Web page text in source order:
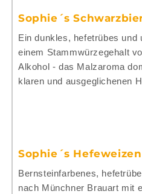
Sophie´s
Ein dunkles, hefetrübes und
einem Stammwürzegehalt
Alkohol - das Malzaroma
klaren und ausgeglichenen
Sophie´s Hefeweizen
Bernsteinfarbenes,
nach Münchner Brauart mit